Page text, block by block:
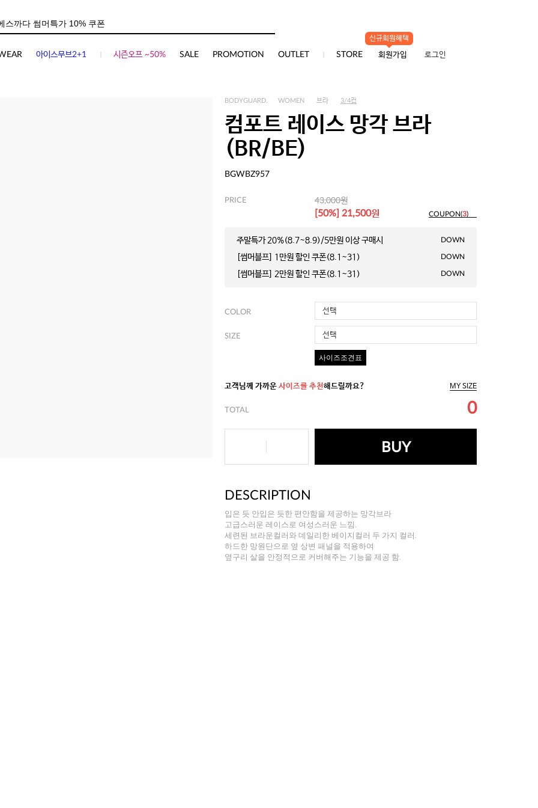
아이스무브2+1 시즌오프 ~50% SALE PROMOTION OUTLET STORE
신규회원혜택
회원가입 로그인
BODYGUARD. WOMEN 브라 3/4컵
컴포트 레이스 망각 브라
(BR/BE)
BGWBZ957
PRICE 43,000원
[50%] 21,500원 COUPON(3)
주말특가 20%(8.7~8.9)/5만원 이상 구매시 DOWN
[썸머블프] 1만원 할인 쿠폰(8.1~31) DOWN
[썸머블프] 2만원 할인 쿠폰(8.1~31) DOWN
COLOR 선택
SIZE 선택
사이즈조견표
고객님께 가까운 사이즈를 추천해드릴까요? MY SIZE
TOTAL 0
BUY
DESCRIPTION
입은 듯 안입은 듯한 편안함을 제공하는 망각브라
고급스러운 레이스로 여성스러운 느낌.
세련된 브라운컬러와 데일리한 베이지컬러 두 가지 컬러.
하드한 망원단으로 옆 상변 패널을 적용하여
옆구리 살을 안정적으로 커버해주는 기능을 제공 함.
사이즈